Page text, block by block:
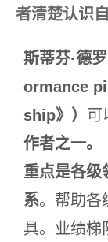
者清楚认识
斯蒂芬·德
ormance
ship》） 可
作者之一。
重点是各级
系。帮助各
具。业绩梯